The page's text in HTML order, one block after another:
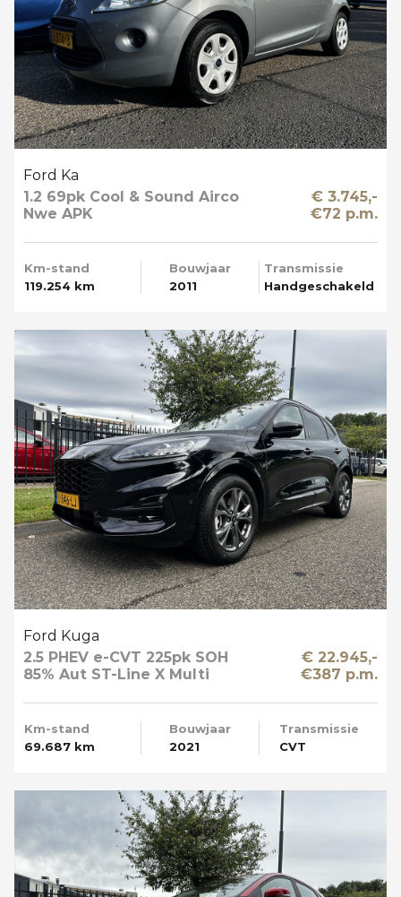
Ford Ka
1.2 69pk Cool & Sound Airco
Nwe APK
€ 3.745,-
€72 p.m.
Km-stand
119.254 km
Bouwjaar
2011
Transmissie
Handgeschakeld
Ford Kuga
2.5 PHEV e-CVT 225pk SOH
85% Aut ST-Line X Multi
€ 22.945,-
€387 p.m.
Km-stand
69.687 km
Bouwjaar
2021
Transmissie
CVT